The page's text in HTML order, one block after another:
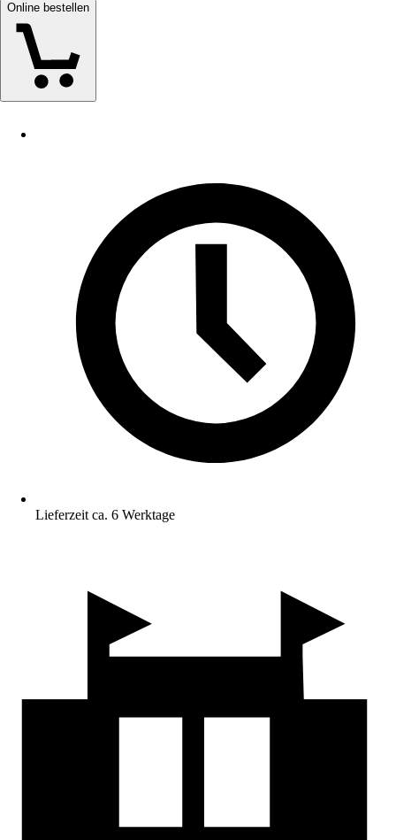
Online bestellen
Lieferzeit ca. 6 Werktage